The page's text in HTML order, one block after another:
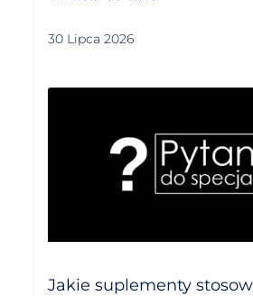
30 Lipca 2026
Jakie suplementy